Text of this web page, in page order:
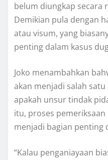
belum diungkap secara
Demikian pula dengan
atau visum, yang
penting dalam kasus
Joko menambahkan
akan menjadi salah
apakah unsur tindak
itu, proses
menjadi bagian penting
“Kalau penganiayaan